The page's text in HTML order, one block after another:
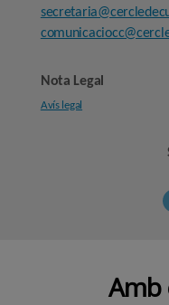
Nota Legal
Avís legal
Amb